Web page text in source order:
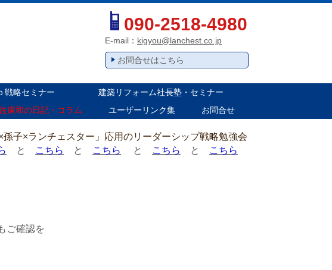
090-2518-4980
E-mail： kigyou@lanchest.co.jp
お問合せはこちら
戦略セミナー
建築リフォーム社長塾・セミナー
康和の日記・コラム ユーザーリンク集 お問合せ
子×ランチェスター」応用のリーダーシップ戦略勉強会
と こちら と こちら と こちら と こちら
ご確認を